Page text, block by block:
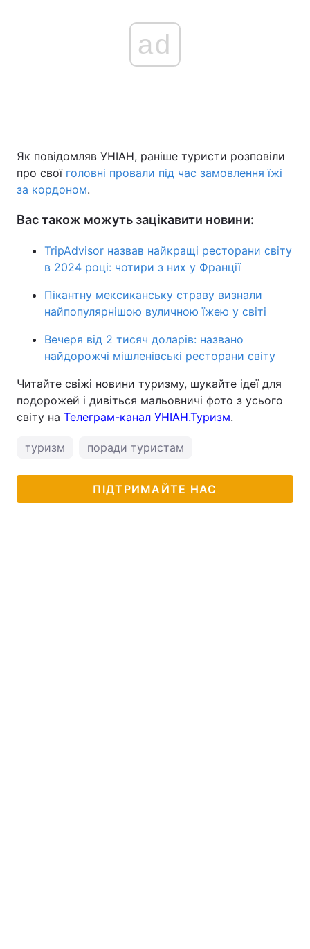
ad
Як повідомляв УНІАН, раніше туристи розповіли
про свої головні провали під час замовлення їжі
за кордоном.
Вас також можуть зацікавити новини:
TripAdvisor назвав найкращі ресторани світу
в 2024 році: чотири з них у Франції
Пікантну мексиканську страву визнали
найпопулярнішою вуличною їжею у світі
Вечеря від 2 тисяч доларів: названо
найдорожчі мішленівські ресторани світу
Читайте свіжі новини туризму, шукайте ідеї для
подорожей і дивіться мальовничі фото з усього
світу на Телеграм-канал УНІАН.Туризм.
туризм поради туристам
ПІДТРИМАЙТЕ НАС